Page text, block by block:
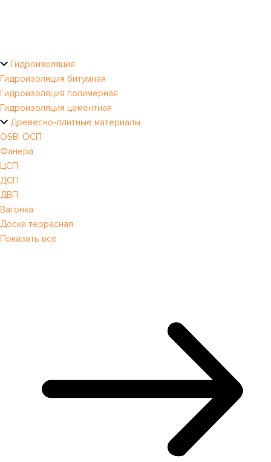
Гидроизоляция
Гидроизоляция битумная
Гидроизоляция полимерная
Гидроизоляция цементная
Древесно-плитные материалы
OSB, ОСП
Фанера
ЦСП
ДСП
ДВП
Вагонка
Доска террасная
Показать все